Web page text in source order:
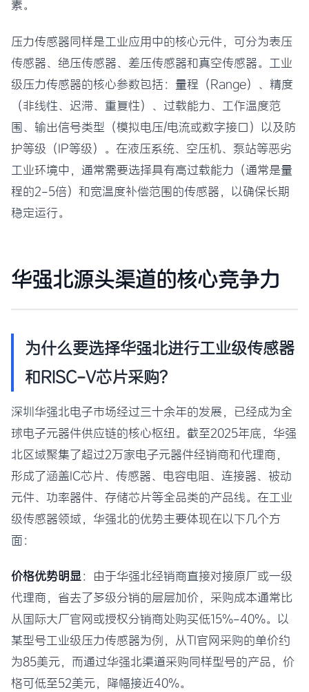
素。
压力传感器同样是工业应用中的核心元件，可分为表压
传感器、绝压传感器、差压传感器和真空传感器。工业
级压力传感器的核心参数包括：量程（Range）、精度
（非线性、迟滞、重复性）、过载能力、工作温度范
围、输出信号类型（模拟电压/电流或数字接口）以及防
护等级（IP等级）。在液压系统、空压机、泵站等恶劣
工业环境中，通常需要选择具有高过载能力（通常是量
程的2-5倍）和宽温度补偿范围的传感器，以确保长期
稳定运行。
华强北源头渠道的核心竞争力
为什么要选择华强北进行工业级传感器
和RISC-V芯片采购？
深圳华强北电子市场经过三十余年的发展，已经成为全
球电子元器件供应链的核心枢纽。截至2025年底，华强
北区域聚集了超过2万家电子元器件经销商和代理商，
形成了涵盖IC芯片、传感器、电容电阻、连接器、被动
元件、功率器件、存储芯片等全品类的产品线。在工业
级传感器领域，华强北的优势主要体现在以下几个方
面：
价格优势明显：由于华强北经销商直接对接原厂或一级
代理商，省去了多级分销的层层加价，采购成本通常比
从国际大厂官网或授权分销商处购买低15%-40%。以
某型号工业级压力传感器为例，从TI官网采购的单价约
为85美元，而通过华强北渠道采购同样型号的产品，价
格可低至52美元，降幅接近40%。